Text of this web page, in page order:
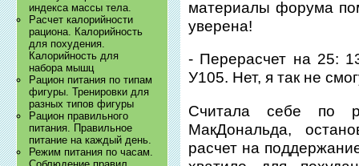
индекса массы тела.
Расчет калорийности
рациона. Калорийность
для похудения.
Калорийность для
набора мышц
Рацион питания по типам
фигуры. Тренировки для
разных типов фигуры
Рацион правильного
питания. Правильное
питание на каждый день.
Режим питания по часам.
материалы форума
уверена!
- Перерасчет на 25:
У105. Нет, я так не
Считала себе по
МакДональда,
расчет на